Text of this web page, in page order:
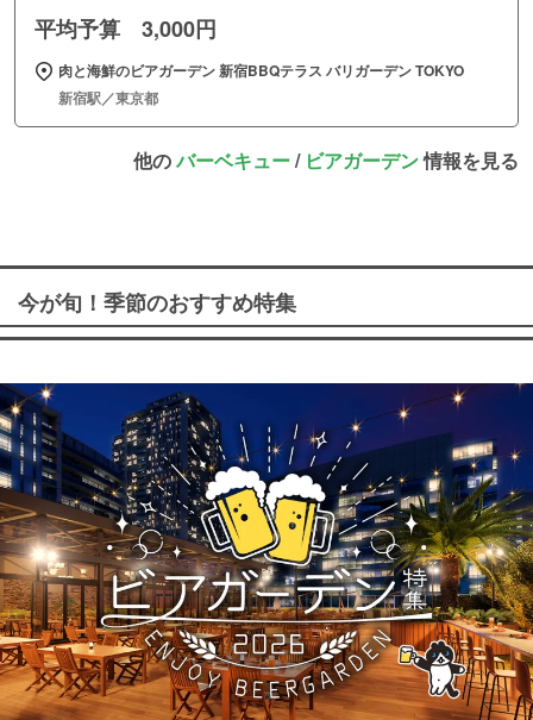
平均予算 3,000円
肉と海鮮のビアガーデン 新宿BBQテラス バリガーデン TOKYO
新宿駅／東京都
他のバーベキュー/ ビアガーデン情報を見る
今が旬！季節のおすすめ特集